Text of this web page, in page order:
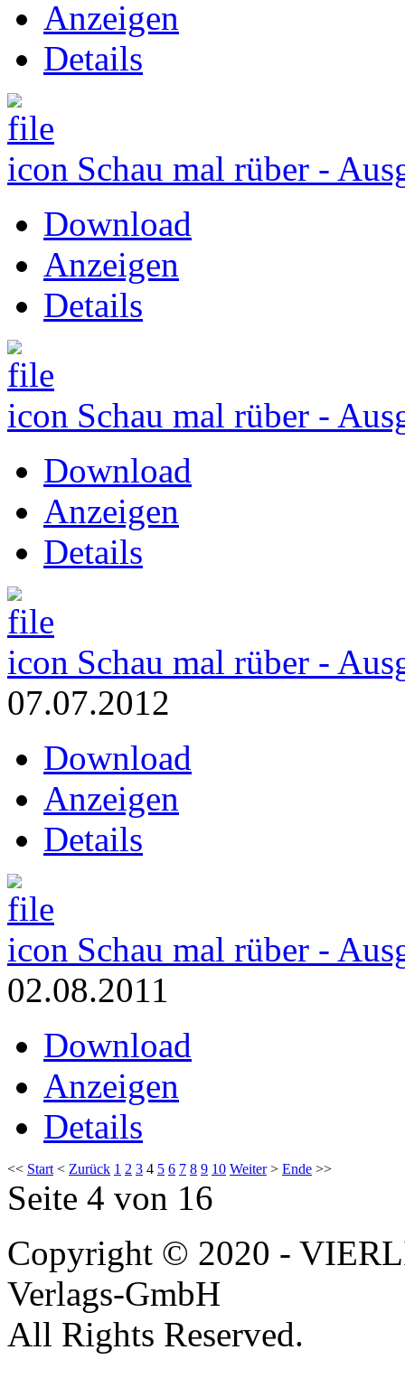
Anzeigen
Details
Schau mal rüber -
Download
Anzeigen
Details
Schau mal rüber -
Download
Anzeigen
Details
Schau mal rüber -
07.07.2012
Download
Anzeigen
Details
Schau mal rüber -
02.08.2011
Download
Anzeigen
Details
<< Start< Zurück 1 2 3 4 5 6 7 8 9 10 Weiter> Ende >>
Seite 4 von 16
Copyright © 2020 -
Verlags-GmbH
All Rights Reserved.